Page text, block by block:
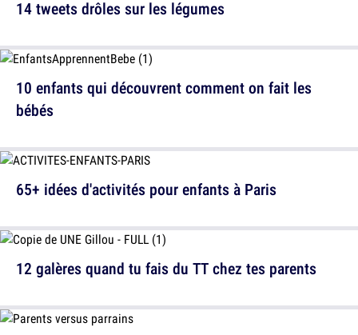
14 tweets drôles sur les légumes
65+ idées d'activités pour enfants à Paris
10 enfants qui découvrent comment on fait les
bébés
12 galères quand tu fais du TT chez tes parents